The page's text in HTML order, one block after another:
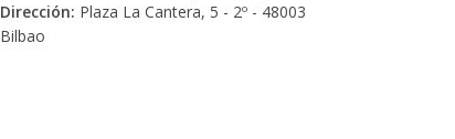
Dirección: Plaza La Cantera, 5 - 2º - 48003
Bilbao